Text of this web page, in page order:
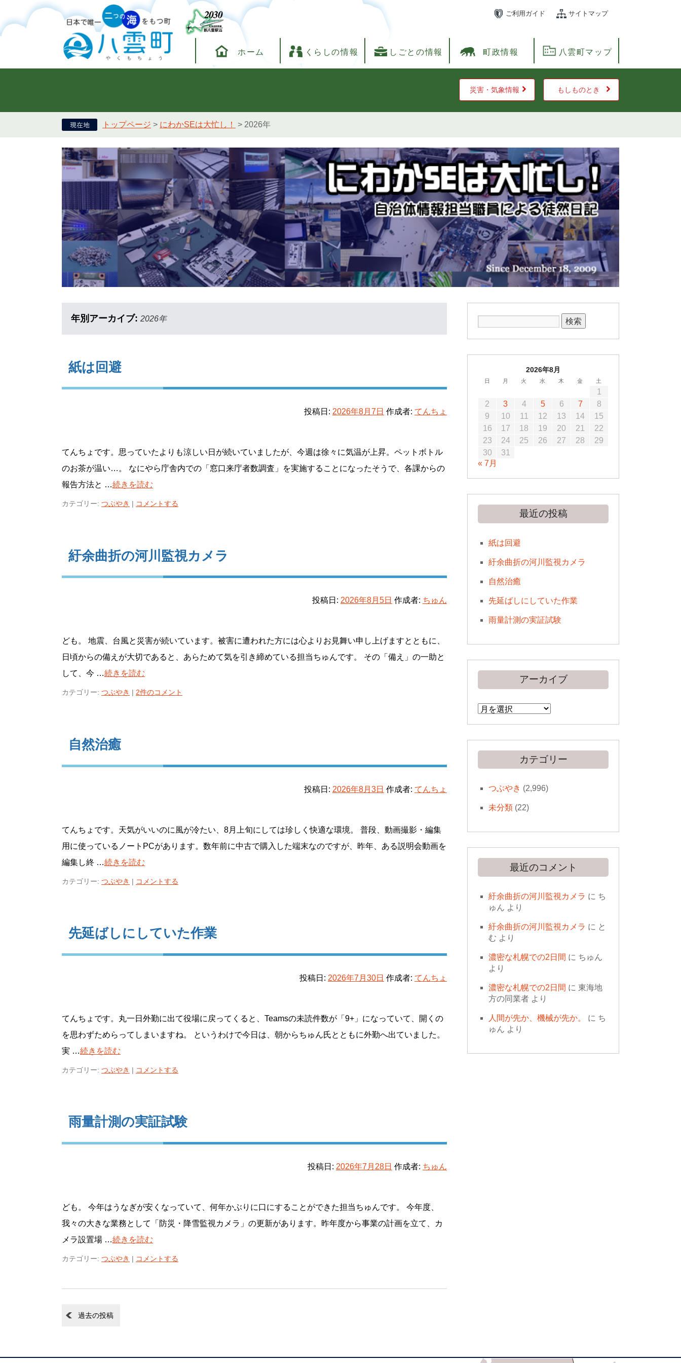
ご利用ガイド サイトマップ
ホーム くらしの情報 しごとの情報 町政情報 八雲町マップ
災害・気象情報 もしものとき
トップページ > にわかSEは大忙し！ > 2026年
年別アーカイブ: 2026年
紙は回避
投稿日: 2026年8月7日 作成者: てんちょ
てんちょです。思っていたよりも涼しい日が続いていましたが、今週は徐々に気温が上昇。ペットボトル
のお茶が温い…。 なにやら庁舎内での「窓口来庁者数調査」を実施することになったそうで、各課からの
報告方法と …続きを読む
カテゴリー: つぶやき | コメントする
紆余曲折の河川監視カメラ
投稿日: 2026年8月5日 作成者: ちゅん
ども。 地震、台風と災害が続いています。被害に遭われた方には心よりお見舞い申し上げますとともに、
日頃からの備えが大切であると、あらためて気を引き締めている担当ちゅんです。 その「備え」の一助と
して、今 …続きを読む
カテゴリー: つぶやき | 2件のコメント
自然治癒
投稿日: 2026年8月3日 作成者: てんちょ
てんちょです。天気がいいのに風が冷たい、8月上旬にしては珍しく快適な環境。 普段、動画撮影・編集
用に使っているノートPCがあります。数年前に中古で購入した端末なのですが、昨年、ある説明会動画を
編集し終 …続きを読む
カテゴリー: つぶやき | コメントする
先延ばしにしていた作業
投稿日: 2026年7月30日 作成者: てんちょ
てんちょです。丸一日外勤に出て役場に戻ってくると、Teamsの未読件数が「9+」になっていて、開くの
を思わずためらってしまいますね。 というわけで今日は、朝からちゅん氏とともに外勤へ出ていました。
実 …続きを読む
カテゴリー: つぶやき | コメントする
雨量計測の実証試験
投稿日: 2026年7月28日 作成者: ちゅん
ども。 今年はうなぎが安くなっていて、何年かぶりに口にすることができた担当ちゅんです。 今年度、
我々の大きな業務として「防災・降雪監視カメラ」の更新があります。昨年度から事業の計画を立て、カ
メラ設置場 …続きを読む
カテゴリー: つぶやき | コメントする
過去の投稿
2026年8月
日 月 火 水 木 金 土
1
2
3 4 5 6 7
8
9
10 11 12 13 14
15
16
17 18 19 20 21
22
23
24 25 26 27 28
29
30
31
« 7月
最近の投稿
紙は回避
紆余曲折の河川監視カメラ
自然治癒
先延ばしにしていた作業
雨量計測の実証試験
アーカイブ
ア
ー
カ
カテゴリー
つぶやき (2,996)
未分類(22)
最近のコメント
紆余曲折の河川監視カメラ に ち
ゅん より
紆余曲折の河川監視カメラ に と
む より
濃密な札幌での2日間 に ちゅん
より
濃密な札幌での2日間 に 東海地
方の同業者より
人間が先か、機械が先か。 に ち
ゅん より